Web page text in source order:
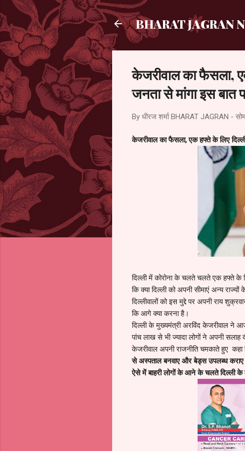
BHARAT JAGRAN
केजरीवाल का फैसला,
जनता से मांगा इस बात
By धीरज शर्माBHARAT JAGRAN -
केजरीवाल का फैसला, एक हफ्ते के लिए
दिल्ली में कोरोना के चलते चलते एक हफ्ते के
कि क्या दिल्ली को अपनी सीमाएं अन्य
दिल्लीवालों को इस मुद्दे पर अपनी राय
कि आगे क्या करना है।
दिल्ली के मुख्यमंत्री अरविंद केजरीवाल ने
पांच लाख से भी ज्यादा लोगों ने अपनी सलाह
केजरीवाल अपनी राजनीति चमकाते हुए
से अस्पताल बनवाए और बेड्स उपलब्ध
ऐसे में बाहरी लोगों के आने के चलते दिल्ली के